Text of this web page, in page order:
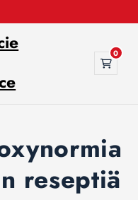
0
reseptiä